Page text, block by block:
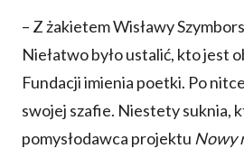
– Z żakietem Wisławy
Niełatwo było ustalić, kto jest
Fundacji imienia poetki. Po
swojej szafie. Niestety suknia,
pomysłodawca projektu Nowy